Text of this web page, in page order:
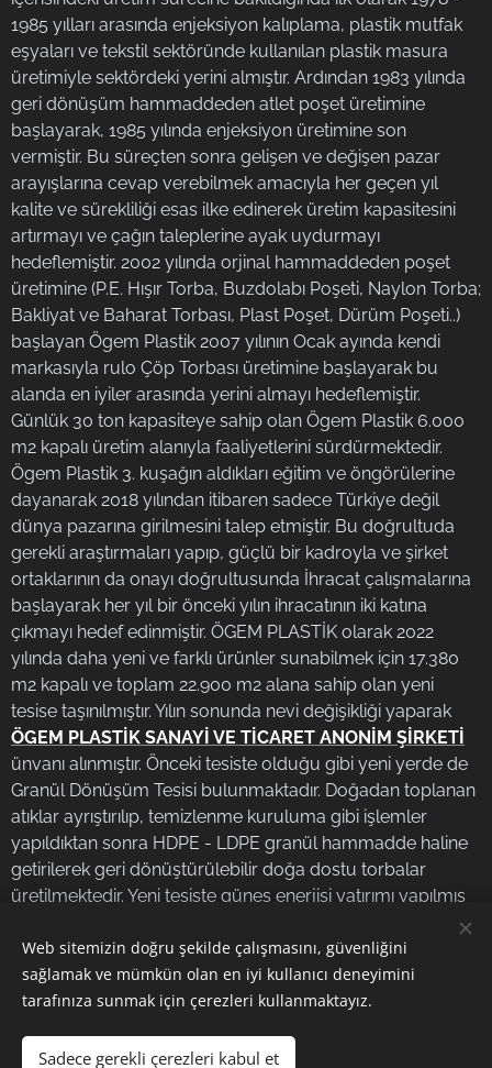
1985 yılları arasında enjeksiyon kalıplama, plastik mutfak
eşyaları ve tekstil sektöründe kullanılan plastik masura
üretimiyle sektördeki yerini almıştır. Ardından 1983 yılında
geri dönüşüm hammaddeden atlet poşet üretimine
başlayarak, 1985 yılında enjeksiyon üretimine son
vermiştir. Bu süreçten sonra gelişen ve değişen pazar
arayışlarına cevap verebilmek amacıyla her geçen yıl
kalite ve sürekliliği esas ilke edinerek üretim kapasitesini
artırmayı ve çağın taleplerine ayak uydurmayı
hedeflemiştir. 2002 yılında orjinal hammaddeden poşet
üretimine (P.E. Hışır Torba, Buzdolabı Poşeti, Naylon Torba;
Bakliyat ve Baharat Torbası, Plast Poşet, Dürüm Poşeti..)
başlayan Ögem Plastik 2007 yılının Ocak ayında kendi
markasıyla rulo Çöp Torbası üretimine başlayarak bu
alanda en iyiler arasında yerini almayı hedeflemiştir.
Günlük 30 ton kapasiteye sahip olan Ögem Plastik 6.000
m2 kapalı üretim alanıyla faaliyetlerini sürdürmektedir.
Ögem Plastik 3. kuşağın aldıkları eğitim ve öngörülerine
dayanarak 2018 yılından itibaren sadece Türkiye değil
dünya pazarına girilmesini talep etmiştir. Bu doğrultuda
gerekli araştırmaları yapıp, güçlü bir kadroyla ve şirket
ortaklarının da onayı doğrultusunda İhracat çalışmalarına
başlayarak her yıl bir önceki yılın ihracatının iki katına
çıkmayı hedef edinmiştir. ÖGEM PLASTİK olarak 2022
yılında daha yeni ve farklı ürünler sunabilmek için 17.380
m2 kapalı ve toplam 22.900 m2 alana sahip olan yeni
tesise taşınılmıştır. Yılın sonunda nevi değişikliği yaparak
ÖGEM PLASTİK SANAYİ VE TİCARET ANONİM ŞİRKETİ
ünvanı alınmıştır. Önceki tesiste olduğu gibi yeni yerde de
Granül Dönüşüm Tesisi bulunmaktadır. Doğadan toplanan
atıklar ayrıştırılıp, temizlenme kuruluma gibi işlemler
yapıldıktan sonra HDPE - LDPE granül hammadde haline
getirilerek geri dönüştürülebilir doğa dostu torbalar
üretilmektedir. Yeni tesiste güneş enerjisi yatırımı yapılmış
GörsellerPexelstarafından sağlanmıştır
Web sitemizin doğru şekilde çalışmasını, güvenliğini
sağlamak ve mümkün olan en iyi kullanıcı deneyimini
tarafınıza sunmak için çerezleri kullanmaktayız.
Sadece gerekli çerezleri kabul et